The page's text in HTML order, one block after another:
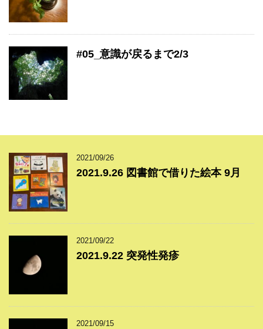
#05_意識が戻るまで2/3
2021/09/26
2021.9.26 図書館で借りた絵本 9月
2021/09/22
2021.9.22 突発性発疹
2021/09/15